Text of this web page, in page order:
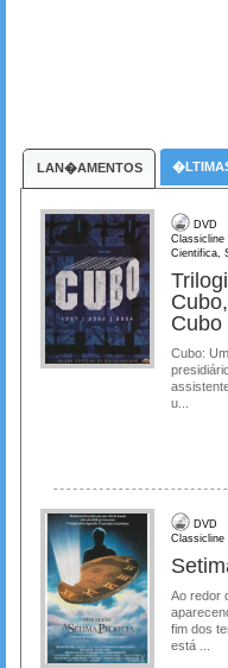
LAN�AMENTOS
DVD
Classicline
Cientifica,
Cubo
Cubo:
u...
DVD
Classicline
Ao redor
fim dos
está ...